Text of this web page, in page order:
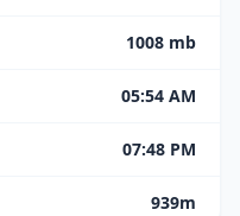
1008 mb
05:54 AM
07:48 PM
939m